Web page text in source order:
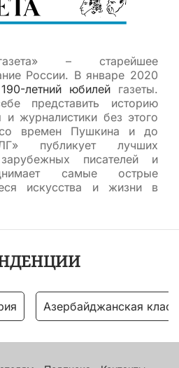
– старейшее
России. В январе 2020
летний юбилей газеты.
представить историю
и журналистики без этого
со времен Пушкина и до
публикует лучших
писателей и
самые острые
искусства и жизни в
Азербайджанская